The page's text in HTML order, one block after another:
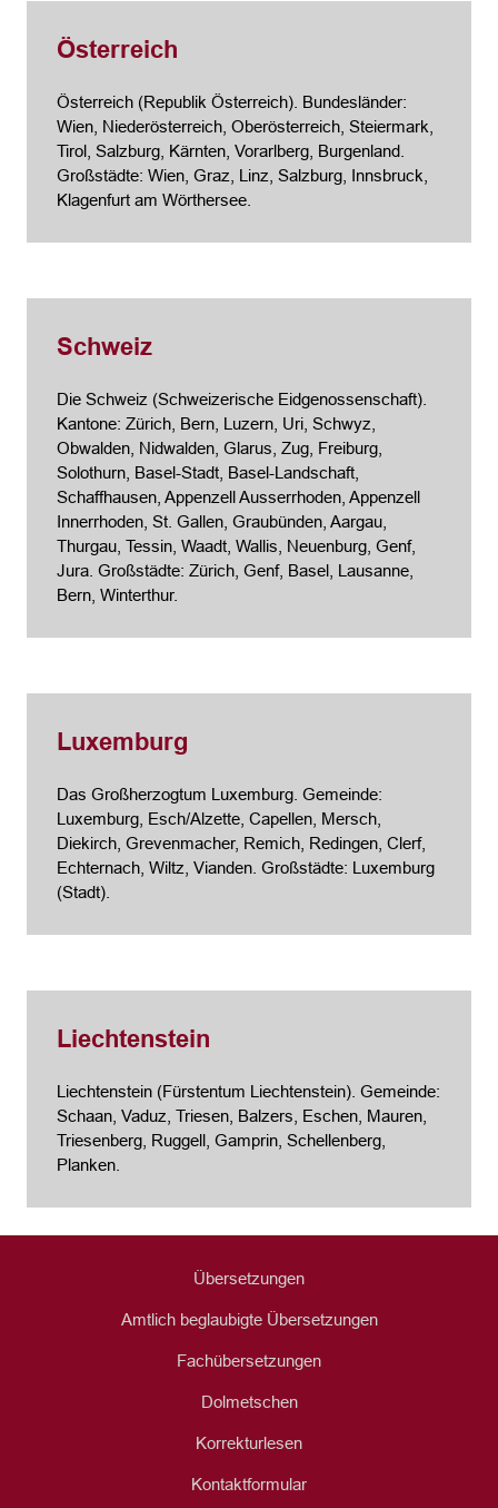
Österreich
Österreich (Republik Österreich). Bundesländer:
Wien, Nieder­österreich, Ober­österreich, Steier­mark,
Tirol, Salzburg, Kärnten, Vorarl­berg, Burgen­land.
Großstädte: Wien, Graz, Linz, Salzburg, Innsbruck,
Klagenfurt am Wörthersee.
Schweiz
Die Schweiz (Schweizerische Eidgenossenschaft).
Kantone: Zürich, Bern, Luzern, Uri, Schwyz,
Obwalden, Nidwalden, Glarus, Zug, Freiburg,
Solothurn, Basel-Stadt, Basel-Landschaft,
Schaffhausen, Appenzell Ausserrhoden, Appenzell
Innerrhoden, St. Gallen, Graubünden, Aargau,
Thurgau, Tessin, Waadt, Wallis, Neuenburg, Genf,
Jura. Großstädte: Zürich, Genf, Basel, Lausanne,
Bern, Winterthur.
Luxemburg
Das Großherzogtum Luxemburg. Gemeinde:
Luxemburg, Esch/Alzette, Capellen, Mersch,
Diekirch, Grevenmacher, Remich, Redingen, Clerf,
Echternach, Wiltz, Vianden. Großstädte: Luxemburg
(Stadt).
Liechtenstein
Liechtenstein (Fürstentum Liechtenstein). Gemeinde:
Schaan, Vaduz, Triesen, Balzers, Eschen, Mauren,
Triesenberg, Ruggell, Gamprin, Schellenberg,
Planken.
Übersetzungen
Amtlich beglaubigte Übersetzungen
Fachübersetzungen
Dolmetschen
Korrekturlesen
Kontaktformular